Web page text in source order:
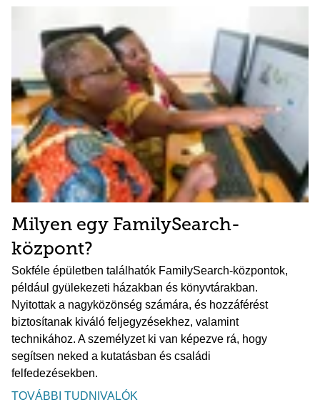
Milyen egy FamilySearch-
központ?
Sokféle épületben találhatók FamilySearch-központok,
például gyülekezeti házakban és könyvtárakban.
Nyitottak a nagyközönség számára, és hozzáférést
biztosítanak kiváló feljegyzésekhez, valamint
technikához. A személyzet ki van képezve rá, hogy
segítsen neked a kutatásban és családi
felfedezésekben.
TOVÁBBI TUDNIVALÓK